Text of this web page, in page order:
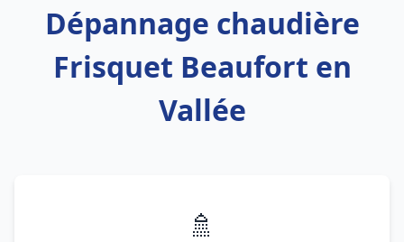
Dépannage chaudière
Frisquet Beaufort en
Vallée
🚿